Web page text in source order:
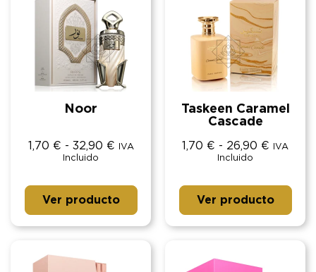
Noor
1,70 € - 32,90 €
IVA
Incluido
Ver producto
Taskeen Caramel
Cascade
1,70 € - 26,90 €
IVA
Incluido
Ver producto